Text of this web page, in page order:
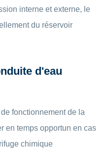
interne et externe, le
du réservoir
d'eau
fonctionnement de la
en temps opportun en cas
chimique